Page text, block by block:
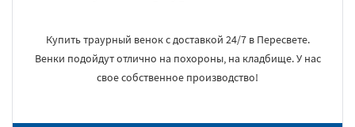
Купить траурный венок с доставкой 24/7 в Пересвете.
Венки подойдут отлично на похороны, на кладбище. У нас
свое собственное производство!